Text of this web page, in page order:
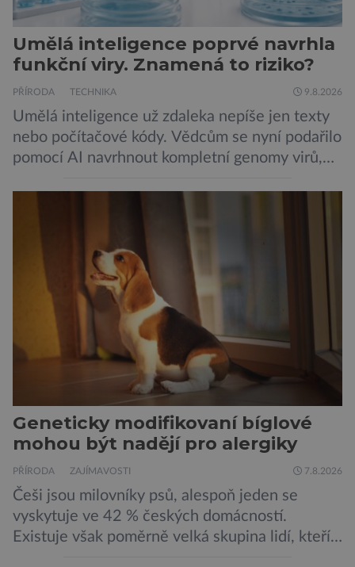
Umělá inteligence poprvé navrhla
funkční viry. Znamená to riziko?
PŘÍRODA TECHNIKA 9.8.2026
Umělá inteligence už zdaleka nepíše jen texty
nebo počítačové kódy. Vědcům se nyní podařilo
pomocí AI navrhnout kompletní genomy virů,
Takový postup není samoúčelný, protože by
mohl pomoci v boji proti bakteriím odolným
otázky biologické bezpečnosti. Výzkumníci ze
Stanfordovy univerzity a Arc Institute […]
Geneticky modifikovaní bíglové
mohou být nadějí pro alergiky
PŘÍRODA ZAJÍMAVOSTI 7.8.2026
Češi jsou milovníky psů, alespoň jeden se
vyskytuje ve 42 % českých domácností.
Existuje však poměrně velká skupina lidí, kteří